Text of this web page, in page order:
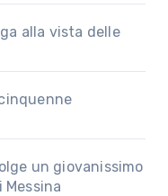
alla vista delle
un giovanissimo